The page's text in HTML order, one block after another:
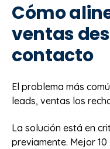
Cómo
ventas
contacto
El problema más
leads, ventas los
La solución está en
previamente. Mejor